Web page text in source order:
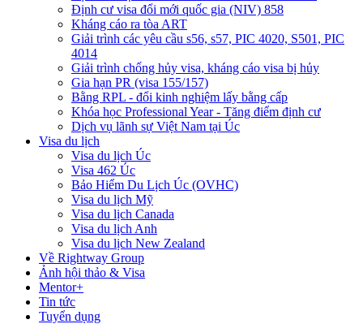
Định cư visa đổi mới quốc gia (NIV) 858
Kháng cáo ra tòa ART
Giải trình các yêu cầu s56, s57, PIC 4020, S501, PIC
4014
Giải trình chống hủy visa, kháng cáo visa bị hủy
Gia hạn PR (visa 155/157)
Bằng RPL - đổi kinh nghiệm lấy bằng cấp
Khóa học Professional Year - Tăng điểm định cư
Dịch vụ lãnh sự Việt Nam tại Úc
Visa du lịch
Visa du lịch Úc
Visa 462 Úc
Bảo Hiểm Du Lịch Úc (OVHC)
Visa du lịch Mỹ
Visa du lịch Canada
Visa du lịch Anh
Visa du lịch New Zealand
Về Rightway Group
Ảnh hội thảo & Visa
Mentor+
Tin tức
Tuyển dụng